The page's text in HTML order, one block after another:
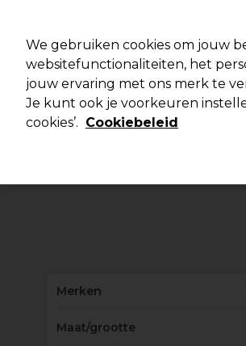
Merken Deals ⭐
Merken
Maat/grootte
We gebruiken cookies om jouw
websitefunctionaliteiten, het
jouw ervaring met ons merk te
Je kunt ook je voorkeuren
cookies’. Cookiebeleid